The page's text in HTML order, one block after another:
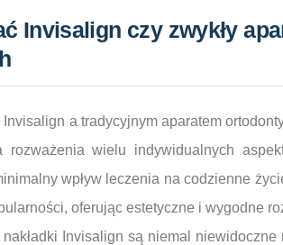
Invisalign czy zwykły
a tradycyjnym aparatem
rozważenia wielu indywidualnych
wpływ leczenia na codzienne
oferując estetyczne i wygodne
nakładki Invisalign są niemal